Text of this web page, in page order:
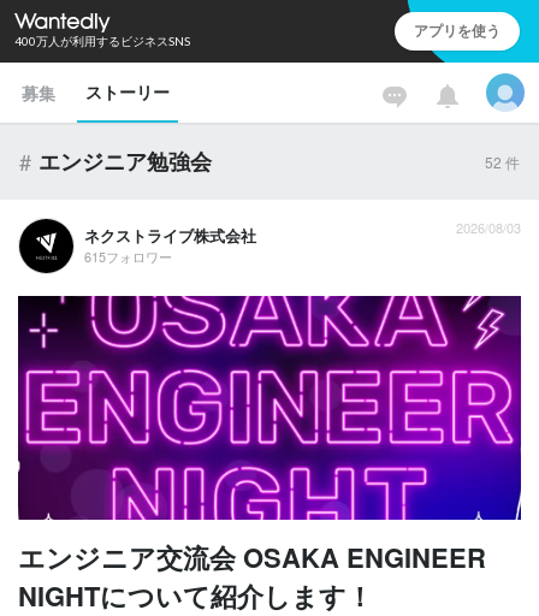
400万人が利用するビジネスSNS アプリを使う
募集 ストーリー
# エンジニア勉強会 52 件
ネクストライブ株式会社
615フォロワー
2026/08/03
エンジニア交流会 OSAKA ENGINEER
NIGHTについて紹介します！